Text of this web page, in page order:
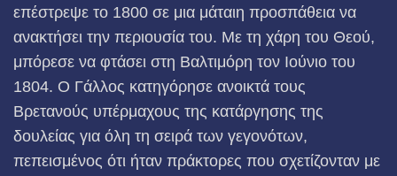
επέστρεψε το 1800 σε μια μάταιη προσπάθεια να
ανακτήσει την περιουσία του. Με τη χάρη του Θεού,
μπόρεσε να φτάσει στη Βαλτιμόρη τον Ιούνιο του
1804. Ο Γάλλος κατηγόρησε ανοικτά τους
Βρετανούς υπέρμαχους της κατάργησης της
δουλείας για όλη τη σειρά των γεγονότων,
πεπεισμένος ότι ήταν πράκτορες που σχετίζονταν με